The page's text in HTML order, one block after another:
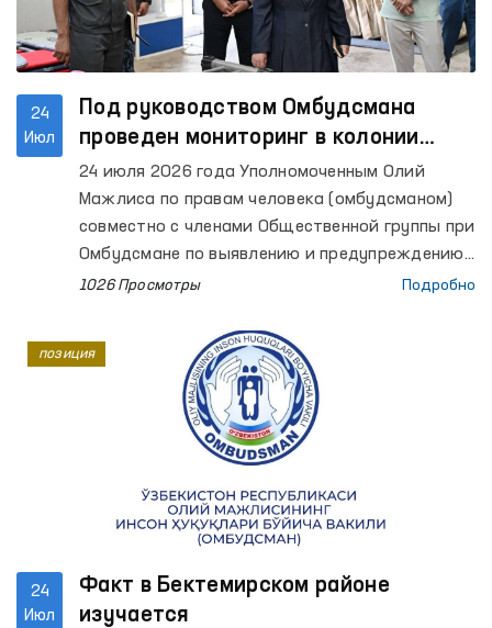
24
Июл
Под руководством Омбудсмана
проведен мониторинг в колонии
исполнения наказания № 7
Ташкентской области
24 июля 2026 года Уполномоченным Олий
Мажлиса по правам человека (омбудсманом)
совместно с членами Общественной группы при
Омбудсмане по выявлению и предупреждению
случаев пыток осуществлен мониторинговый
Ташкентской области.
1026 Просмотры Подробно
24
Июл
Факт в Бектемирском районе
изучается
позиция